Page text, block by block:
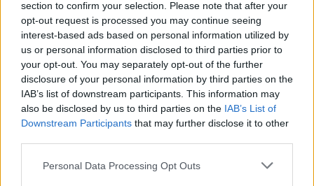
section to confirm your selection. Please note that after your
opt-out request is processed you may continue seeing
interest-based ads based on personal information utilized by
us or personal information disclosed to third parties prior to
your opt-out. You may separately opt-out of the further
disclosure of your personal information by third parties on the
IAB’s list of downstream participants. This information may
also be disclosed by us to third parties on the IAB’s List of
Downstream Participants that may further disclose it to other
Please note that this website/app uses one or more Google
Personal Data Processing Opt Outs